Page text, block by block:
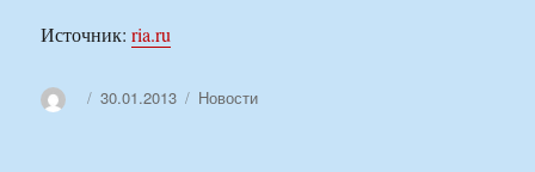
Источник:ria.ru
АвторОпубликовано
30.01.2013 Рубрики
Новости